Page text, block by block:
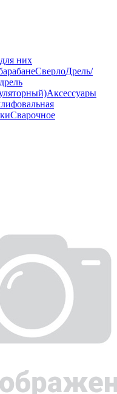
них
СверлоДрель/
Аксессуары
Сварочное